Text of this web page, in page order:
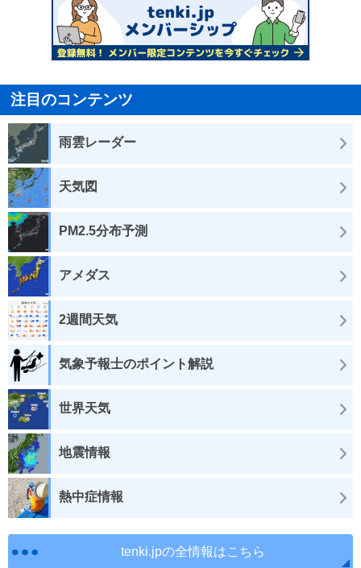
注目のコンテンツ
雨雲レーダー
天気図
PM2.5分布予測
アメダス
2週間天気
気象予報士のポイント解説
世界天気
地震情報
熱中症情報
tenki.jpの全情報はこちら